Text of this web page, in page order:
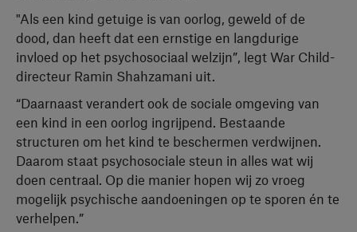
"Als een kind getuige is van oorlog, geweld of de
dood, dan heeft dat een ernstige en langdurige
invloed op het psychosociaal welzijn”, legt War Child-
directeur Ramin Shahzamani uit.
“Daarnaast verandert ook de sociale omgeving van
een kind in een oorlog ingrijpend. Bestaande
structuren om het kind te beschermen verdwijnen.
Daarom staat psychosociale steun in alles wat wij
doen centraal. Op die manier hopen wij zo vroeg
mogelijk psychische aandoeningen op te sporen én te
verhelpen.”